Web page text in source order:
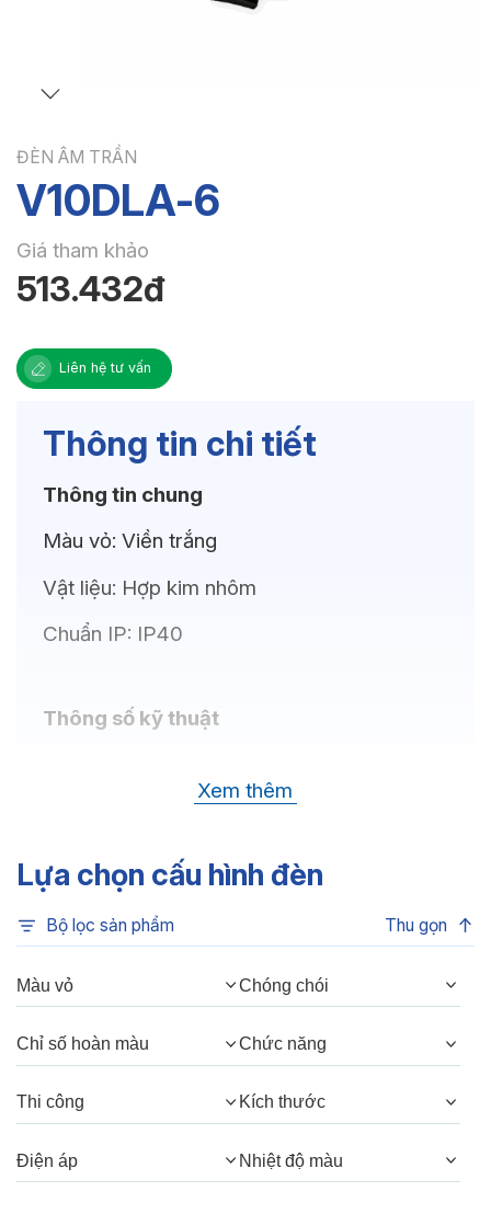
ĐÈN ÂM TRẦN
V10DLA-6
Giá tham khảo
513.432đ
Liên hệ tư vấn
Thông tin chi tiết
Thông tin chung
Màu vỏ: Viền trắng
Vật liệu: Hợp kim nhôm
Chuẩn IP: IP40
Thông số kỹ thuật
6500K, 4000K, 3500K,
Chỉ số hoàn màu: CRI80, CRI90
Quang thông:780lm(C), 780lm(N),
Thông số Điện & Lắp đặt
Công suất:
Xem thêm
Lựa chọn cấu hình đèn
Bộ lọc sản phẩm Thu gọn
Màu vỏ Chóng chói
Chỉ số hoàn màu Chức năng
Thi công Kích thước
Điện áp Nhiệt độ màu